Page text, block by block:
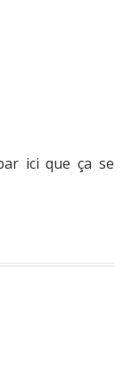
ici que ça se